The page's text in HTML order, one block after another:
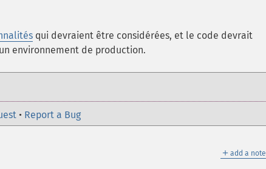
qui devraient être considérées, et le code devrait
environnement de production.
• Report a Bug
＋ add a note